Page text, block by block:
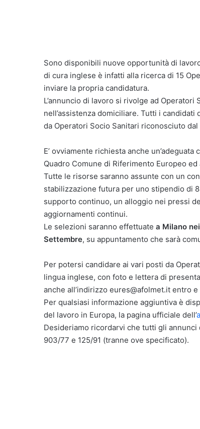
Sono disponibili nuove opportunità di
di cura inglese è infatti alla ricerca di 15
inviare la propria candidatura.
L’annuncio di lavoro si rivolge ad
nell’assistenza domiciliare. Tutti i
da Operatori Socio Sanitari riconosciuto
E’ ovviamente richiesta anche
Quadro Comune di Riferimento Europeo
Tutte le risorse saranno assunte con un
stabilizzazione futura per uno stipendio di
supporto continuo, un alloggio nei pressi
aggiornamenti continui.
Le selezioni saranno effettuate a Milano
Settembre, su appuntamento che sarà
Per potersi candidare ai vari posti da
lingua inglese, con foto e lettera di
anche all’indirizzo eures@afolmet.it entro
Per qualsiasi informazione aggiuntiva è
del lavoro in Europa, la pagina ufficiale dell’
Desideriamo ricordarvi che tutti gli
903/77 e 125/91 (tranne ove specificato).